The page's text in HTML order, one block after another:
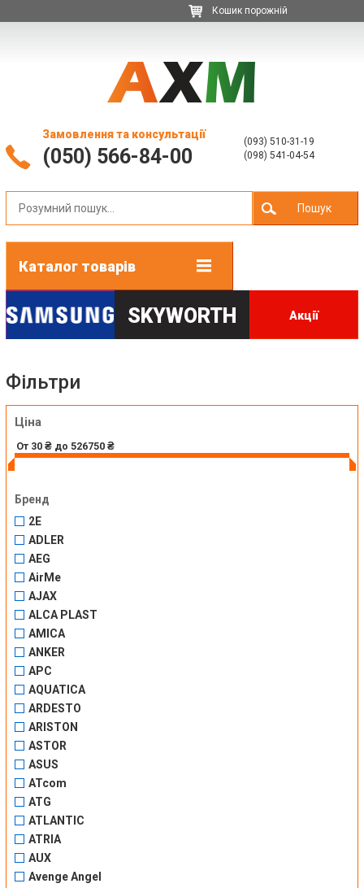
Кошик порожній
Замовлення та консультації
(050) 566-84-00
(093) 510-31-19
(098) 541-04-54
Пошук
Каталог товарів
SKYWORTH Акції
Фільтри
Ціна
Бренд
2E
ADLER
AEG
AirMe
AJAX
ALCA PLAST
AMICA
ANKER
APC
AQUATICA
ARDESTO
ARISTON
ASTOR
ASUS
ATcom
ATG
ATLANTIC
ATRIA
AUX
Avenge Angel